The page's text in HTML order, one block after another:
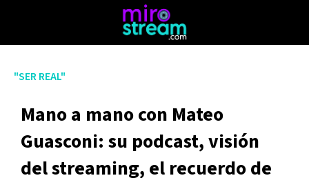
"SER REAL"
Mano a mano con Mateo
Guasconi: su podcast, visión
del streaming, el recuerdo de